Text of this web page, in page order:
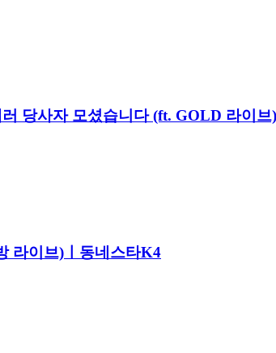
당사자 모셨습니다 (ft. GOLD 라이
라이브)ㅣ동네스타K4